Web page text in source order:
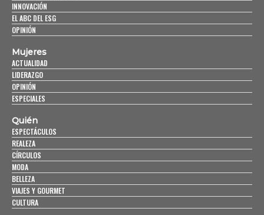
INNOVACIÓN
EL ABC DEL ESG
OPINIÓN
Mujeres
ACTUALIDAD
LIDERAZGO
OPINIÓN
ESPECIALES
Quién
ESPECTÁCULOS
REALEZA
CÍRCULOS
MODA
BELLEZA
VIAJES Y GOURMET
CULTURA